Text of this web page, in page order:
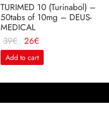
TURIMED 10 (Turinabol) –
50tabs of 10mg – DEUS-
MEDICAL
39€
Le
prix
initial
26€
prix
actuel
Add to cart